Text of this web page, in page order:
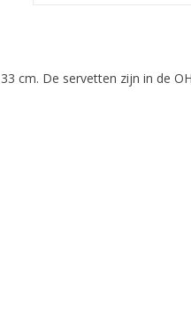
cm. De servetten zijn in de